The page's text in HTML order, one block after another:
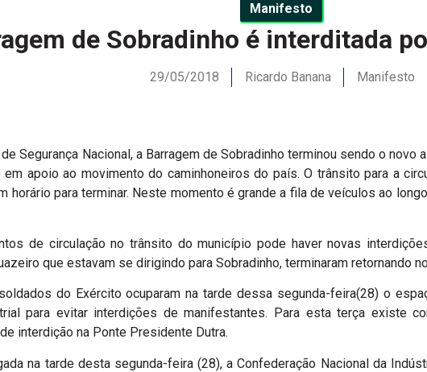
Manifesto
de Sobradinho é interditada
29/05/2018 Ricardo Banana Manifesto
de Segurança Nacional, a Barragem de Sobradinho terminou sendo o
em apoio ao movimento do caminhoneiros do país. O trânsito para a
horário para terminar. Neste momento é grande a fila de veículos ao
de circulação no trânsito do município pode haver novas
que estavam se dirigindo para Sobradinho, terminaram retornando
do Exército ocuparam na tarde dessa segunda-feira(28) o
para evitar interdições de manifestantes. Para esta terça existe
interdição na Ponte Presidente Dutra.
na tarde desta segunda-feira (28), a Confederação Nacional da